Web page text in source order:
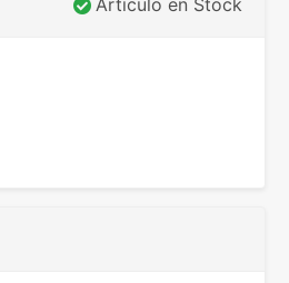
Articulo en Stock